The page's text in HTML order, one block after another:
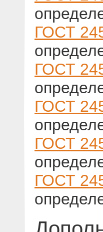
ГОСТ
ГОСТ
ГОСТ
ГОСТ
ГОСТ